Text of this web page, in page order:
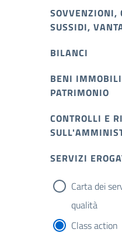
SOVVENZIONI,
SUSSIDI,
BILANCI
BENI
PATRIMONIO
CONTROLLI E
SERVIZI
Carta dei
qualità
Class action